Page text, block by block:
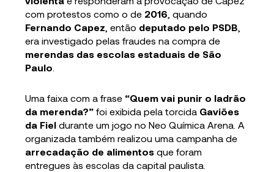
com protestos como o de 2016 , quando
Fernando Capez , então deputado pelo PSDB
era investigado pelas fraudes na compra de
merendas das escolas estaduais de São
Paulo
Uma faixa com a frase “Quem vai punir o ladrão
da merenda?” foi exibida pela torcida Gaviões
da Fiel durante um jogo no Neo Química Arena. A
organizada também realizou uma campanha de
arrecadação de alimentos que foram
entregues às escolas da capital paulista.